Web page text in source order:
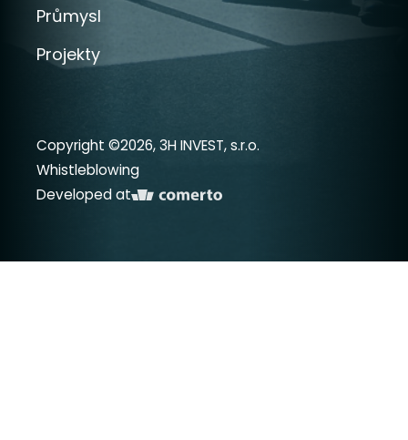
Průmysl
Projekty
Copyright ©2026, 3H INVEST, s.r.o.
Whistleblowing
Developed at